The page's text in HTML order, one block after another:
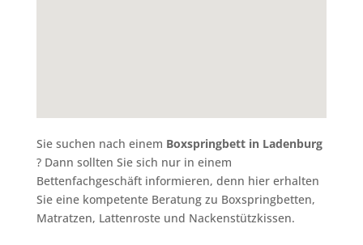
Sie suchen nach einem Boxspringbett in Ladenburg
? Dann sollten Sie sich nur in einem
Bettenfachgeschäft informieren, denn hier erhalten
Sie eine kompetente Beratung zu Boxspringbetten,
Matratzen, Lattenroste und Nackenstützkissen.